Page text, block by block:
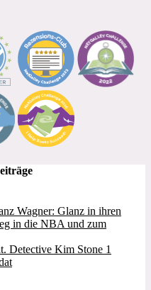
Wagner: Glanz in ihren
in die NBA und zum
Detective Kim Stone 1